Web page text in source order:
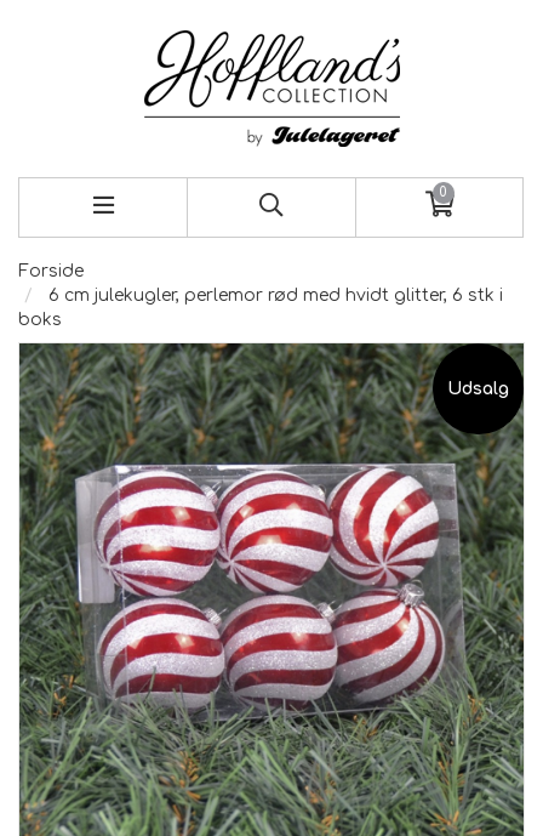
0
Forside
6 cm julekugler, perlemor rød med hvidt glitter, 6 stk i
boks
Udsalg